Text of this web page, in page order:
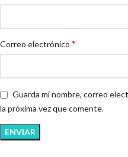
Correo electrónico *
Guarda mi nombre, correo
la próxima vez que comente.